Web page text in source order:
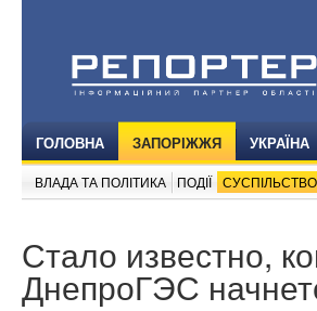
ГОЛОВНА ЗАПОРІЖЖЯ УКРАЇНА
ВЛАДА ТА ПОЛІТИКА ПОДІЇ СУСПІЛЬСТВО
Стало известно,
ДнепроГЭС